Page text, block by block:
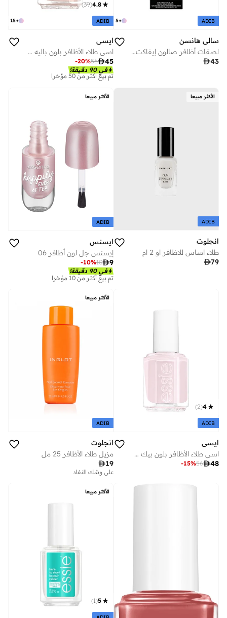
+
5 ADIB
سالي هانسن
لصقات أظافر صالون إيفاكت - باف آند تامبل
43
+
15
4.8
(
39
)
ADIB
ايسي
اسي طلاء الأظافر بلون باليه سليبرز 13.5 مل
45
56
-20%
في 90 دقيقة!
على وشك النفاد
تم بيع أكثر من 50 مؤخرا
على وشك النفاد
الأكثر مبيعا
ADIB
انجلوت
طلاء اساس للاظافر او 2 ام
79
الأكثر مبيعا
ADIB
ايسنس
إيسنس جل لون أظافر 06
9
10
-10%
في 90 دقيقة!
تم بيع أكثر من 10 مؤخرا
4
(
2
)
ADIB
ايسي
اسي طلاء الأظافر بلون بيك شوو 13.5 مل
48
56
-15%
الأكثر مبيعا
ADIB
انجلوت
مزيل طلاء الأظافر 25 مل
19
على وشك النفاد
الأكثر مبيعا
5
(
1
)